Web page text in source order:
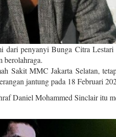
dari penyanyi Bunga Citra
berolahraga.
Sakit MMC Jakarta Selatan,
jantung pada 18 Februari
Daniel Mohammed Sinclair itu